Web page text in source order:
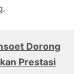
Dorong
Prestasi